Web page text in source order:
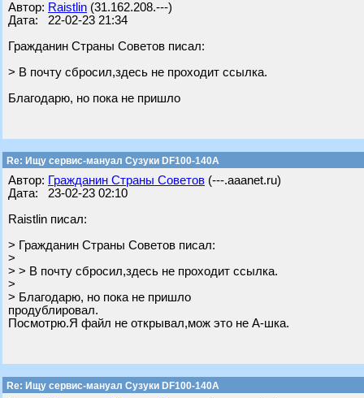
Автор: Raistlin (31.162.208.---)
Дата: 22-02-23 21:34
Гражданин Страны Советов писал:
> В почту сбросил,здесь не проходит ссылка.
Благодарю, но пока не пришло
Re: Ищу сервис-мануал Сузуки DF100-140A
Автор: Гражданин Страны Советов (---.aaanet.ru)
Дата: 23-02-23 02:10
Raistlin писал:
> Гражданин Страны Советов писал:
>
> > В почту сбросил,здесь не проходит ссылка.
>
> Благодарю, но пока не пришло
продублировал.
Посмотрю.Я файл не открывал,мож это не А-шка.
Re: Ищу сервис-мануал Сузуки DF100-140A